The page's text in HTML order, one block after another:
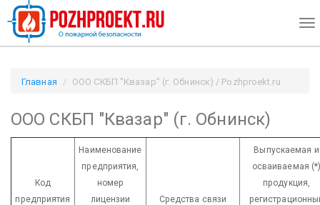
Главная ООО СКБП "Квазар" (г. Обнинск) / Pozhproekt.ru
ООО СКБП "Квазар" (г. Обнинск)
Код
предприятия
Наименование
предприятия,
номер
лицензии
Средства связи
Выпускаемая и
осваиваемая
продукция,